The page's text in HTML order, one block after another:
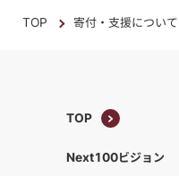
TOP 寄付・支援について
TOP
Next100ビジョン